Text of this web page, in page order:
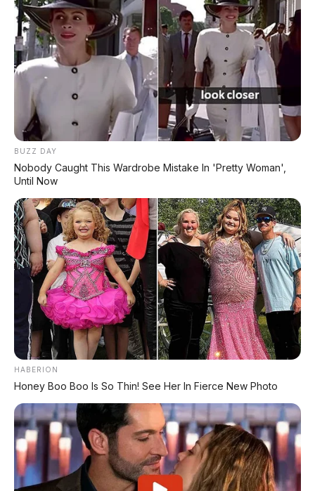
Chat Kami Sekarang
PALING BANYAK DIBACA
BUZZ DAY
Nobody Caught This Wardrobe Mistake In 'Pretty Woman',
Until Now
HABERION
Honey Boo Boo Is So Thin! See Her In Fierce New Photo